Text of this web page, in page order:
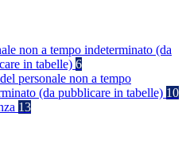
non a tempo indeterminato (da
in tabelle) 6
personale non a tempo
(da pubblicare in tabelle) 10
13